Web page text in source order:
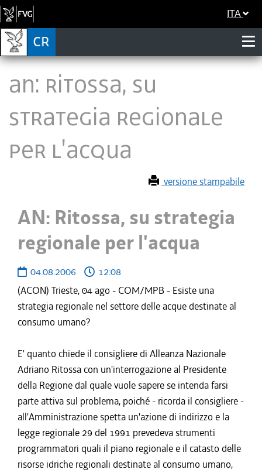
ITA
AN: Ritossa, su
strategia regionale
per l'acqua
versione stampabile
AN: Ritossa, su strategia
regionale per l'acqua
04.08.2006
12:08
(ACON) Trieste, 04 ago - COM/MPB - Esiste una
strategia regionale nel settore delle acque destinate al
consumo umano?
E' quanto chiede il consigliere di Alleanza Nazionale
Adriano Ritossa con un'interrogazione al Presidente
della Regione dal quale vuole sapere se intenda farsi
parte attiva sul problema, poiché - ricorda il consigliere -
all'Amministrazione spetta un'azione di indirizzo e la
legge regionale 29 del 1991 prevedeva strumenti
programmatori quali il piano regionale e il catasto delle
risorse idriche regionali destinate al consumo umano,